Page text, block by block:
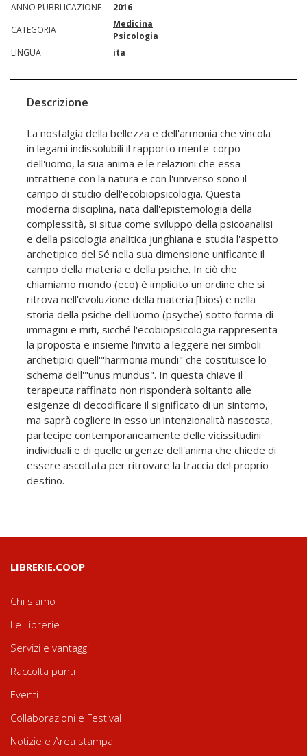
ANNO PUBBLICAZIONE
2016
CATEGORIA
Medicina
Psicologia
LINGUA
ita
Descrizione
La nostalgia della bellezza e dell'armonia che vincola
in legami indissolubili il rapporto mente-corpo
dell'uomo, la sua anima e le relazioni che essa
intrattiene con la natura e con l'universo sono il
campo di studio dell'ecobiopsicologia. Questa
moderna disciplina, nata dall'epistemologia della
complessità, si situa come sviluppo della psicoanalisi
e della psicologia analitica junghiana e studia l'aspetto
archetipico del Sé nella sua dimensione unificante il
campo della materia e della psiche. In ciò che
chiamiamo mondo (eco) è implicito un ordine che si
ritrova nell'evoluzione della materia [bios) e nella
storia della psiche dell'uomo (psyche) sotto forma di
immagini e miti, sicché l'ecobiopsicologia rappresenta
la proposta e insieme l'invito a leggere nei simboli
archetipici quell'"harmonia mundi" che costituisce lo
schema dell'"unus mundus". In questa chiave il
terapeuta raffinato non risponderà soltanto alle
esigenze di decodificare il significato di un sintomo,
ma saprà cogliere in esso un'intenzionalità nascosta,
partecipe contemporaneamente delle vicissitudini
individuali e di quelle urgenze dell'anima che chiede di
essere ascoltata per ritrovare la traccia del proprio
destino.
LIBRERIE.COOP
Chi siamo
Le Librerie
Servizi e vantaggi
Raccolta punti
Eventi
Collaborazioni e Festival
Notizie e Area stampa